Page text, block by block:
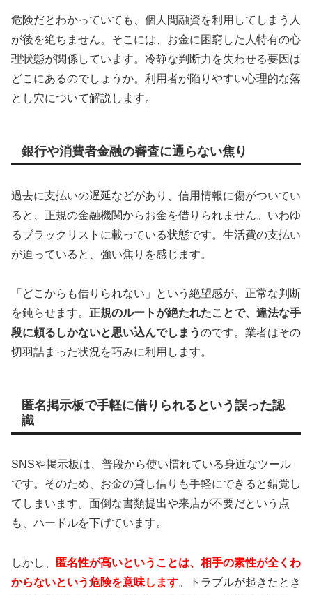
危険だとわかっていても、個人間融資を利用してしまう人
が後を絶ちません。そこには、お金に困窮した人特有の心
理状態が関係しています。冷静な判断力を失わせる要因は
どこにあるのでしょうか。利用者が陥りやすい心理的な落
とし穴について解説します。
銀行や消費者金融の審査に通らない焦り
過去に支払いの遅延などがあり、信用情報に傷がついてい
ると、正規の金融機関からお金を借りられません。いわゆ
るブラックリストに載っている状態です。生活費の支払い
が迫っていると、強い焦りを感じます。
「どこからも借りられない」という絶望感が、正常な判断
を鈍らせます。 正規のルートが絶たれたことで、違法な手
段に頼るしかないと思い込んでしまうのです。業者はその
切羽詰まった状況を巧みに利用します。
匿名掲示板で手軽に借りられるという誤った認
識
SNSや掲示板は、普段から使い慣れている身近なツール
です。そのため、お金の貸し借りも手軽にできると錯覚し
てしまいます。面倒な書類提出や来店が不要だという点
も、ハードルを下げています。
しかし、
匿名性が高いということは、相手の素性が全くわ
からないという危険を意味します。トラブルが起きたとき